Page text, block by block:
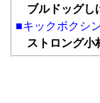
ブルドッグし
■キックボクシ
ストロング小